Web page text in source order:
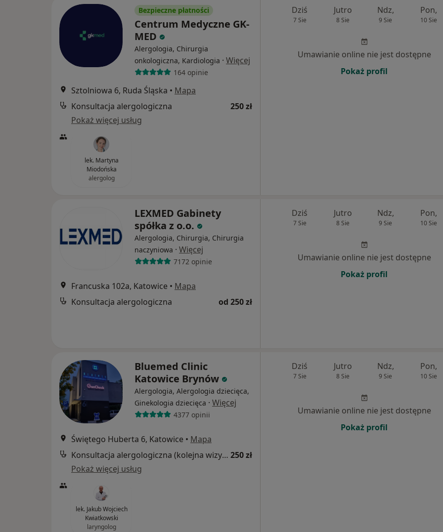
Bezpieczne płatności
Centrum Medyczne GK-
MED
Alergologia, Chirurgia
onkologiczna, Kardiologia · Więcej
164 opinie
Sztolniowa 6, Ruda Śląska • Mapa
Konsultacja alergologiczna
250 zł
Pokaż więcej usług
lek. Martyna
Miodońska
alergolog
Dziś
7 Sie
Jutro
8 Sie
Ndz,
9 Sie
Pon,
10 Sie
Umawianie online nie jest dostępne
Pokaż profil
LEXMED Gabinety
spółka z o.o.
Alergologia, Chirurgia, Chirurgia
naczyniowa · Więcej
7172 opinie
Francuska 102a, Katowice • Mapa
Konsultacja alergologiczna
od 250 zł
Dziś
7 Sie
Jutro
8 Sie
Ndz,
9 Sie
Pon,
10 Sie
Umawianie online nie jest dostępne
Pokaż profil
Bluemed Clinic
Katowice Brynów
Alergologia, Alergologia dziecięca,
Ginekologia dziecięca · Więcej
4377 opinii
Świętego Huberta 6, Katowice • Mapa
Konsultacja alergologiczna (kolejna wizyta) 250 zł
Pokaż więcej usług
lek. Jakub Wojciech
Kwiatkowski
laryngolog
Dziś
7 Sie
Jutro
8 Sie
Ndz,
9 Sie
Pon,
10 Sie
Umawianie online nie jest dostępne
Pokaż profil